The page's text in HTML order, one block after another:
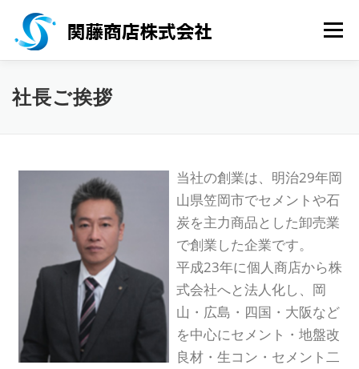
コンテンツへスキップ
メニ
HOME 会社概要
社長ご挨拶
当社の創業は、明治29年岡
山県笠岡市でセメントや石
炭を主力商品とした卸売業
で創業した企業です。
平成23年に個人商店から株
式会社へと法人化し、岡
山・広島・四国・大阪など
を中心にセメント・地盤改
良材・生コン・セメント二